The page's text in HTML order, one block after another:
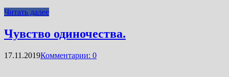
Читать далее
Чувство одиночества.
17.11.2019Комментарии: 0